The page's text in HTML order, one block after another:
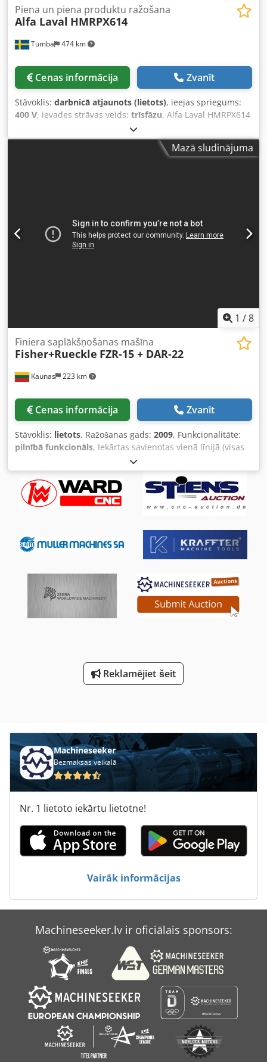
Tumba 474 km
Piena un piena produktu ražošana
Alfa Laval HMRPX614
Cenas informācija Zvanīt
Stāvoklis: darbnicā atjaunots (lietots), ieejas spriegums:
400 V, ievades strāvas veids: trīsfāzu, Alfa Laval HMRPX614
separatora pilnībā atjaunots komplekts, kas ietver:
Cedpfsucq Rzjx Alxeha Motoru Ciklona separatoru
Pamatnes plāksni Vibrācijas slāpētāju pēdas Instrumentus
Mazā sludinājuma
1 /8
Kaunas 223 km
Finiera saplākšņošanas mašīna
Fisher+Rueckle FZR-15 + DAR-22
Cenas informācija Zvanīt
Stāvoklis: lietots, Ražošanas gads: 2009, Funkcionalitāte:
pilnībā funkcionāls, Iekārtas savienotas vienā līnijā (visas
trīs iekārtas tiek pārdotas tikai kopā). 1. Finiera šķiedru
šķērsvirziena salīmēšanas iekārta Fisher+Rueckle FZR-15,
2009. gads 2. Tiešās uzkrāšanas iekārta Fisher+Rueckle
DAR-22, 2009. gads 3. Šķērveida pacelšanas galds 1000 kg
TEHNISKĀ DOKUMENTĀCIJA (pilna pēc pieprasījuma)
FZR-15 Finiera formāta garums (pa šķiedrai) 350 - 1500 mm
Finiera formāta platums (šķērsām šķiedrai) 50 - 500 mm
Finiera sloksnes biezums 0,3 - 1,5 mm Maksimālā iekārtas
jauda 30 cikli/min. (jaudas rādītāji attiecas uz vidējo finiera
sloksnes platumu 100 mm šķērsām šķiedrai) Pieslēguma
slodze (bāzes iekārta): Jaudas patēriņš 13,5 kW Saspiesta
gaisa spiediens 6 bar Energo patēriņš: Elektroenerģijas
patēriņš 6,2 kWh Saspiestā gaisa patēriņš 15 NL/min.
Reklamējiet šeit
Machineseeker
Bezmaksas veikalā
Nr. 1 lietoto iekārtu lietotne!
Vairāk informācijas
Machineseeker.lv ir oficiālais sponsors: